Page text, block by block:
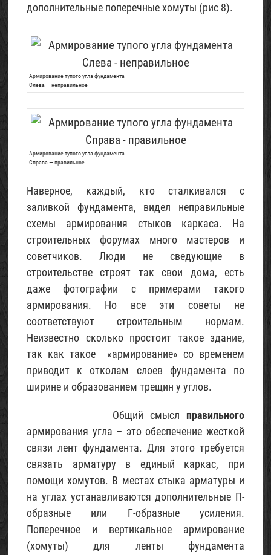
дополнительные поперечные хомуты (рис 8).
Армирование тупого угла фундамента
Слева — неправильное
Армирование тупого угла фундамента
Справа — правильное
Наверное, каждый, кто сталкивался с
заливкой фундамента, видел неправильные
схемы армирования стыков каркаса. На
строительных форумах много мастеров и
советчиков. Люди не сведующие в
строительстве строят так свои дома, есть
даже фотографии с примерами такого
армирования. Но все эти советы не
соответствуют строительным нормам.
Неизвестно сколько простоит такое здание,
так как такое «армирование» со временем
приводит к отколам слоев фундамента по
ширине и образованием трещин у углов.
Общий смысл правильного
армирования угла – это обеспечение жесткой
связи лент фундамента. Для этого требуется
связать арматуру в единый каркас, при
помощи хомутов. В местах стыка арматуры и
на углах устанавливаются дополнительные П-
образные или Г-образные усиления.
Поперечное и вертикальное армирование
(хомуты) для ленты фундамента